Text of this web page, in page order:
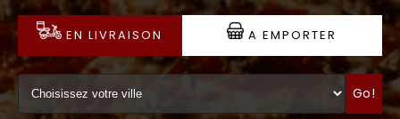
VOTRE COMPTE
NOTRE RESTAURANT
VOS AVIS
EN LIVRAISON A EMPORTER
Go!